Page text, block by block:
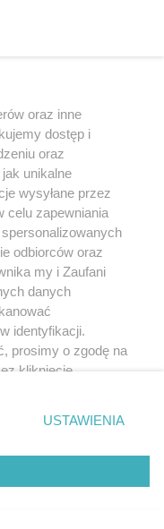
oraz inne
dostęp i
oraz
unikalne
wysyłane przez
celu zapewniania
odbiorców oraz
my i Zaufani
danych
identyfikacji.
prosimy o zgodę na
kliknięcie
prywatności
strony
zgody
się takiemu
zastosowanie tylko
USTAWIENIA